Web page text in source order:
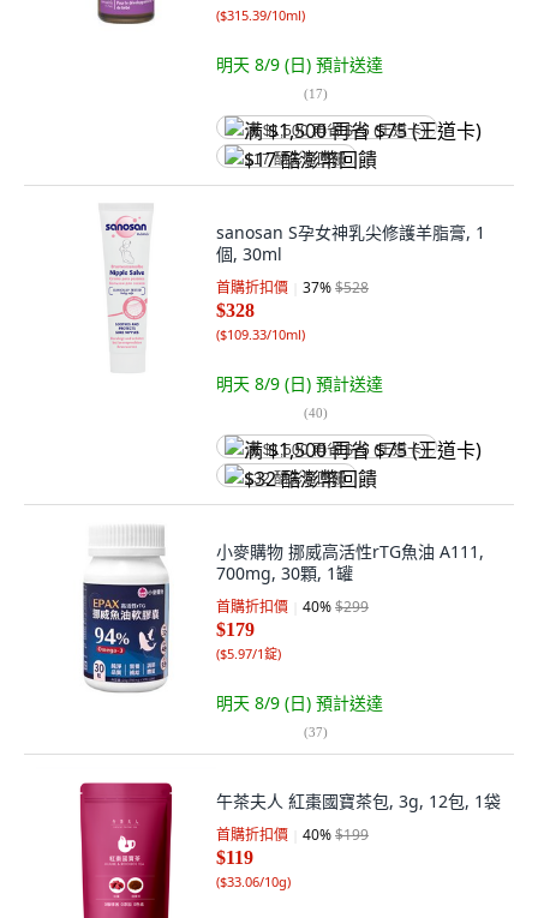
($315.39/10ml)
明天 8/9 (日) 預計送達
(17)
满 $1,500 再省 $75 (王道卡)
$17 酷澎幣回饋
sanosan S孕女神乳尖修護羊脂膏, 1
個, 30ml
首購折扣價 37%$528
$328
($109.33/10ml)
明天 8/9 (日) 預計送達
(40)
满 $1,500 再省 $75 (王道卡)
$32 酷澎幣回饋
小麥購物 挪威高活性rTG魚油 A111,
700mg, 30顆, 1罐
首購折扣價 40%$299
$179
($5.97/1錠)
明天 8/9 (日) 預計送達
(37)
午茶夫人 紅棗國寶茶包, 3g, 12包, 1袋
首購折扣價 40%$199
$119
($33.06/10g)